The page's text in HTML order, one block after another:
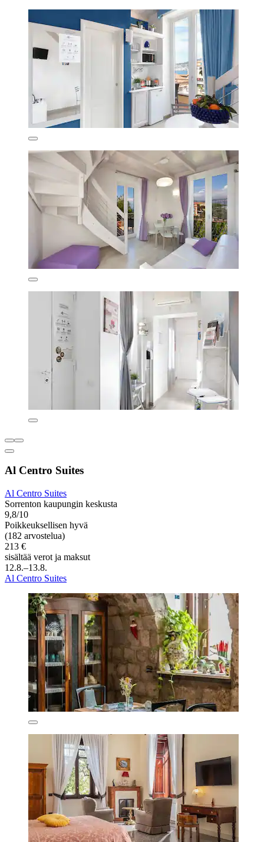
Al Centro Suites
Al Centro Suites
Sorrenton kaupungin keskusta
9,8/10
Poikkeuksellisen hyvä
(182 arvostelua)
213 €
sisältää verot ja maksut
12.8.–13.8.
Al Centro Suites